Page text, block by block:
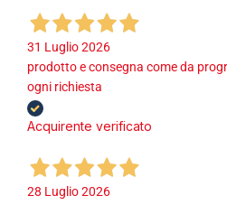
31 Luglio 2026
prodotto e consegna come da
ogni richiesta
Acquirente verificato
28 Luglio 2026